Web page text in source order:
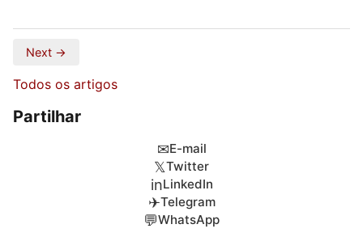
Next →
Todos os artigos
Partilhar
✉E-mail
𝕏Twitter
inLinkedIn
✈Telegram
💬WhatsApp